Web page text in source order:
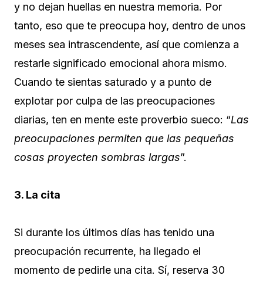
y no dejan huellas en nuestra memoria. Por
tanto, eso que te preocupa hoy, dentro de unos
meses sea intrascendente, así que comienza a
restarle significado emocional ahora mismo.
Cuando te sientas saturado y a punto de
explotar por culpa de las preocupaciones
diarias, ten en mente este proverbio sueco: “Las
preocupaciones permiten que las pequeñas
cosas proyecten sombras largas”.
3. La cita
Si durante los últimos días has tenido una
preocupación recurrente, ha llegado el
momento de pedirle una cita. Sí, reserva 30